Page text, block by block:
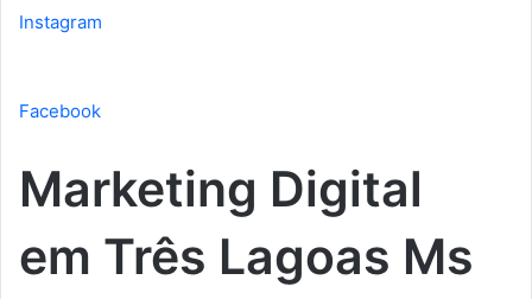
Instagram
Facebook
Marketing Digital
em Três Lagoas Ms